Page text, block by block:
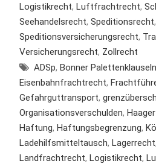
Logistikrecht, Luftfrachtrecht,
Seehandelsrecht, Speditionsrecht,
Speditionsversicherungsrecht,
Versicherungsrecht, Zollrecht
ADSp, Bonner Palettenklauseln
Eisenbahnfrachtrecht,
Gefahrguttransport,
Organisationsverschulden,
Haftung, Haftungsbegrenzung,
Ladehilfsmitteltausch, Lagerrecht,
Landfrachtrecht, Logistikrecht,